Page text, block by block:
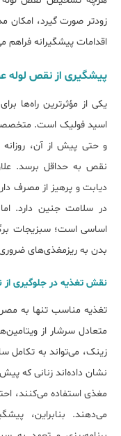
زودتر صورت گیرد، امکان
اقدامات پیشگیرانه فراهم
پیشگیری از نقص لوله
یکی از مؤثرترین راه‌ها
اسید فولیک است.
و حتی پیش از آن،
نقص به حداقل برسد.
دیابت و پرهیز از مصرف
در سلامت جنین دارد.
اساسی است؛ سبزیجات
بدن به ریزمغذی‌های ضروری
نقش تغذیه در جلوگیری
تغذیه مناسب تنها به
زینک، می‌تواند به
نشان داده‌اند زنانی که
مغذی استفاده می‌کنند،
می‌دهند. بنابراین،